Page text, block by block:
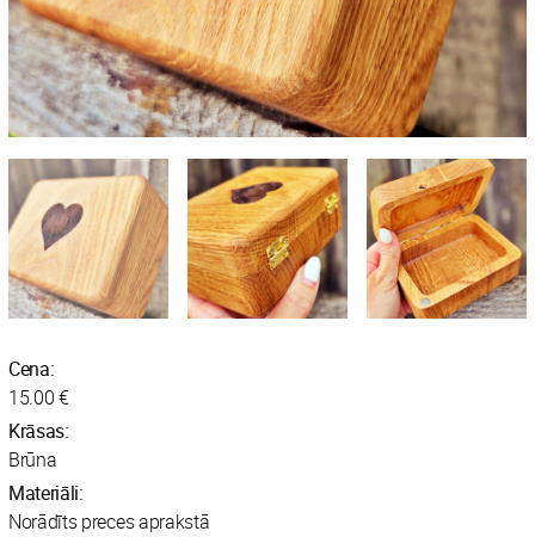
Cena:
15.00 €
Krāsas:
Brūna
Materiāli:
Norādīts preces aprakstā